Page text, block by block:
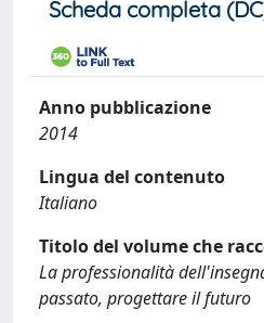
Scheda completa
Anno pubblicazione
2014
Lingua del contenuto
Italiano
Titolo del volume che
La professionalità
passato, progettare il futuro